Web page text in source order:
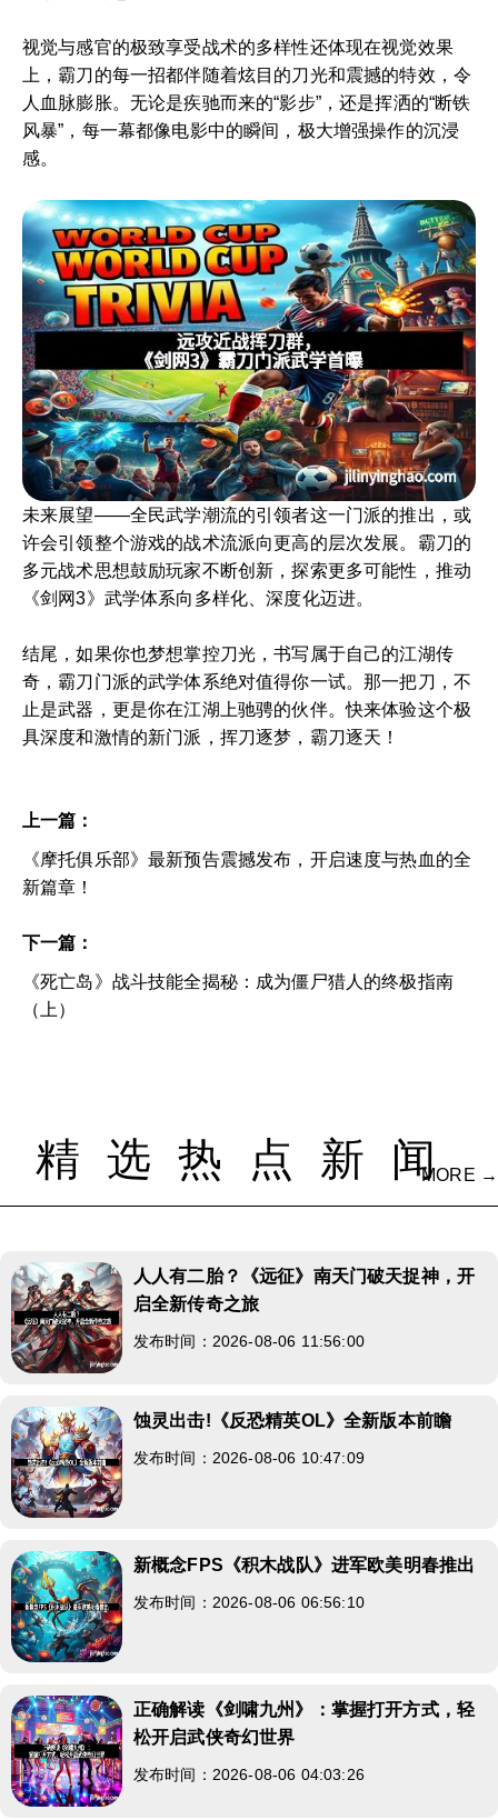
视觉与感官的极致享受战术的多样性还体现在视觉效果
上，霸刀的每一招都伴随着炫目的刀光和震撼的特效，令
人血脉膨胀。无论是疾驰而来的“影步”，还是挥洒的“断铁
风暴”，每一幕都像电影中的瞬间，极大增强操作的沉浸
感。
未来展望——全民武学潮流的引领者这一门派的推出，或
许会引领整个游戏的战术流派向更高的层次发展。霸刀的
多元战术思想鼓励玩家不断创新，探索更多可能性，推动
《剑网3》武学体系向多样化、深度化迈进。
结尾，如果你也梦想掌控刀光，书写属于自己的江湖传
奇，霸刀门派的武学体系绝对值得你一试。那一把刀，不
止是武器，更是你在江湖上驰骋的伙伴。快来体验这个极
具深度和激情的新门派，挥刀逐梦，霸刀逐天！
上一篇：
《摩托俱乐部》最新预告震撼发布，开启速度与热血的全
新篇章！
下一篇：
《死亡岛》战斗技能全揭秘：成为僵尸猎人的终极指南
（上）
精选热点新闻
MORE →
人人有二胎？《远征》南天门破天捉神，开
启全新传奇之旅
发布时间：2026-08-06 11:56:00
蚀灵出击!《反恐精英OL》全新版本前瞻
发布时间：2026-08-06 10:47:09
新概念FPS《积木战队》进军欧美明春推出
发布时间：2026-08-06 06:56:10
正确解读《剑啸九州》：掌握打开方式，轻
松开启武侠奇幻世界
发布时间：2026-08-06 04:03:26